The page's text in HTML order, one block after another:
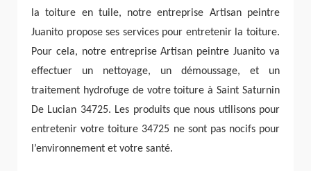
la toiture en tuile, notre entreprise Artisan peintre
Juanito propose ses services pour entretenir la toiture.
Pour cela, notre entreprise Artisan peintre Juanito va
effectuer un nettoyage, un démoussage, et un
traitement hydrofuge de votre toiture à Saint Saturnin
De Lucian 34725. Les produits que nous utilisons pour
entretenir votre toiture 34725 ne sont pas nocifs pour
l’environnement et votre santé.